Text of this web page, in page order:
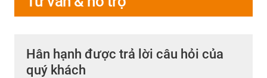
Hân hạnh được trả lời câu hỏi của
quý khách